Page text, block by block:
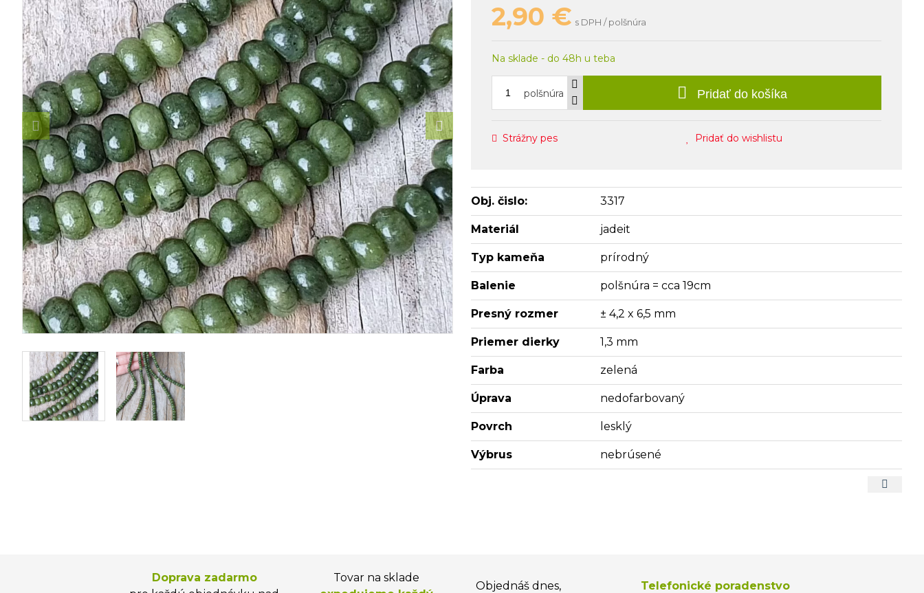
2,90 € s DPH / polšnúra
Na sklade - do 48h u teba
polšnúra Pridať do košíka
Strážny pes Pridať do wishlistu
Obj. čislo: 3317
Materiál jadeit
Typ kameňa prírodný
Balenie polšnúra = cca 19cm
Presný rozmer ± 4,2 x 6,5 mm
Priemer dierky 1,3 mm
Farba zelená
Úprava nedofarbovaný
Povrch lesklý
Výbrus nebrúsené
Doprava zadarmo
Tovar na sklade
Objednáš dnes,
Telefonické poradenstvo